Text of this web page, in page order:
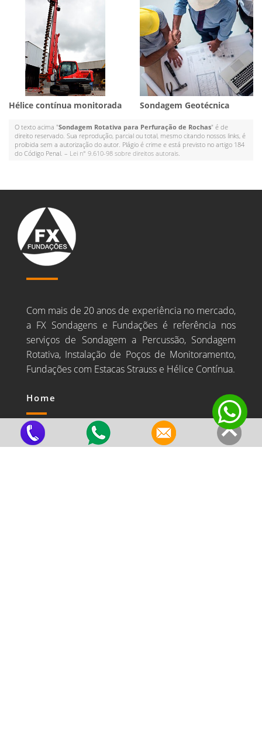
Hélice contínua monitorada Sondagem Geotécnica
O texto acima "Sondagem Rotativa para Perfuração de Rochas" é de
direito reservado. Sua reprodução, parcial ou total, mesmo citando nossos links, é
proibida sem a autorização do autor. Plágio é crime e está previsto no artigo 184
do Código Penal. – Lei n° 9.610-98 sobre direitos autorais
Com mais de 20 anos de experiência no mercado,
a FX Sondagens e Fundações é referência nos
serviços de Sondagem a Percussão, Sondagem
Rotativa, Instalação de Poços de Monitoramento,
Fundações com Estacas Strauss e Hélice Contínua.
Home
Estrutura e Equipe
Valores